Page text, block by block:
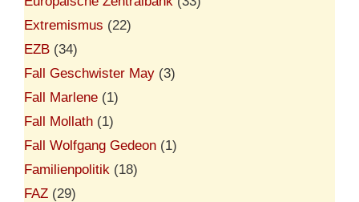
Extremismus (22)
EZB (34)
Fall Geschwister May (3)
Fall Marlene (1)
Fall Mollath (1)
Fall Wolfgang Gedeon (1)
Familienpolitik (18)
FAZ (29)